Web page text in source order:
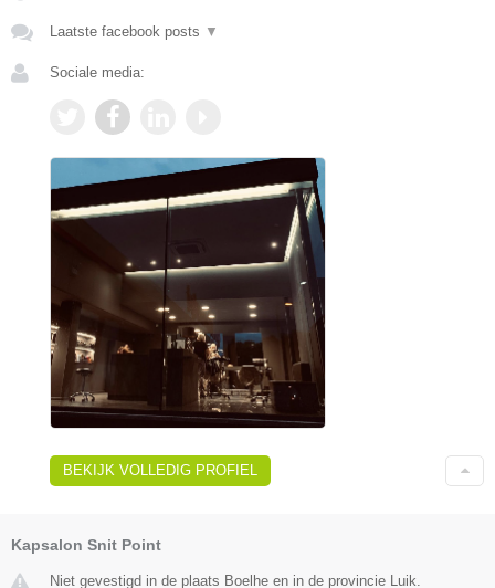
Laatste facebook posts ▼
Sociale media:
BEKIJK VOLLEDIG PROFIEL
Kapsalon Snit Point
Niet gevestigd in de plaats Boelhe en in de provincie Luik.